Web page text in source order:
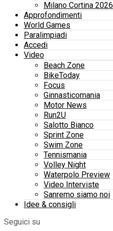
Milano Cortina 2026
Approfondimenti
World Games
Paralimpiadi
Accedi
Video
Beach Zone
BikeToday
Focus
Ginnasticomania
Motor News
Run2U
Salotto Bianco
Sprint Zone
Swim Zone
Tennismania
Volley Night
Waterpolo Preview
Video Interviste
Sanremo siamo noi
Idee & consigli
Seguici su